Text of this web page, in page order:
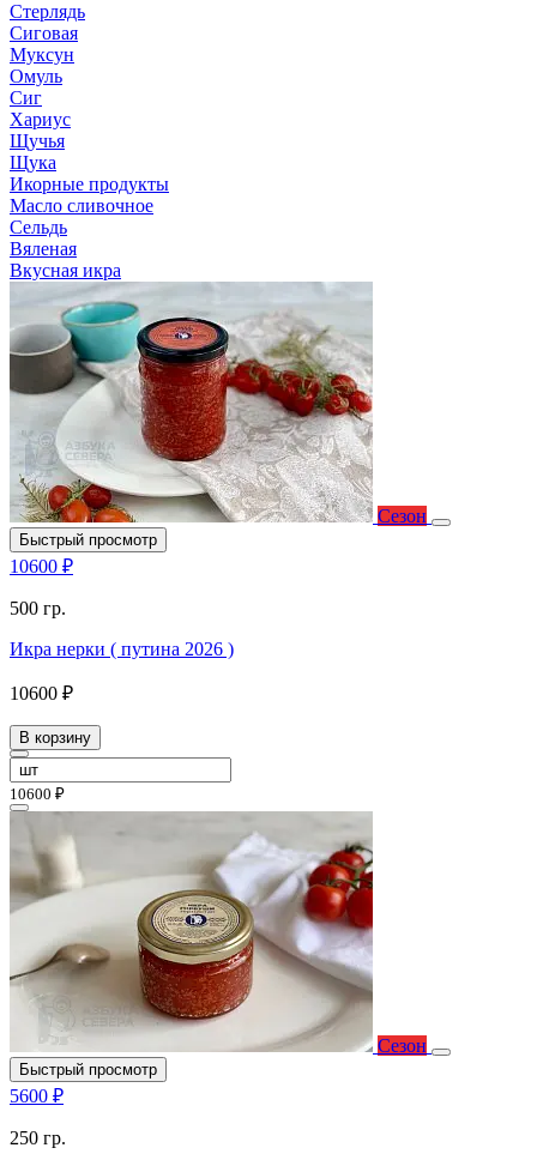
Стерлядь
Сиговая
Муксун
Омуль
Сиг
Хариус
Щучья
Щука
Икорные продукты
Масло сливочное
Сельдь
Вяленая
Вкусная икра
Сезон
Быстрый просмотр
10600 ₽
500 гр.
Икра нерки ( путина 2026 )
10600 ₽
В корзину
10600 ₽
Сезон
Быстрый просмотр
5600 ₽
250 гр.